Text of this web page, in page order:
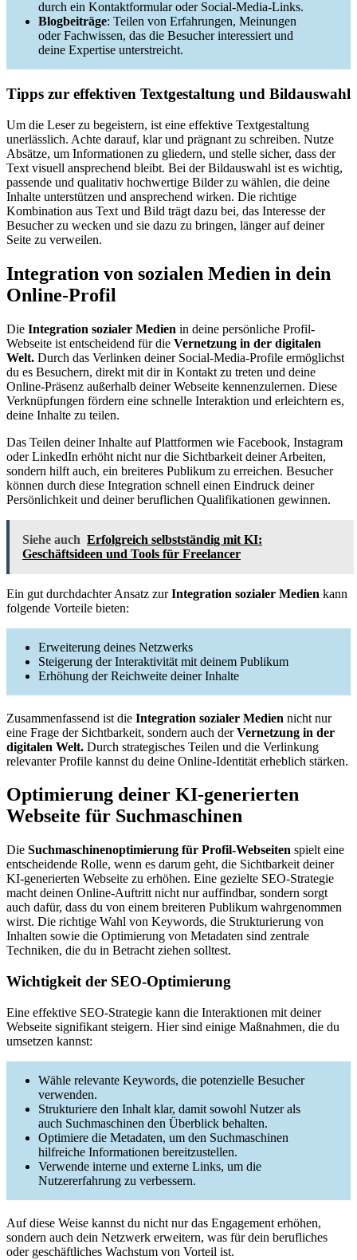
durch ein Kontaktformular oder Social-Media-Links.
Blogbeiträge: Teilen von Erfahrungen, Meinungen
oder Fachwissen, das die Besucher interessiert und
deine Expertise unterstreicht.
Tipps zur effektiven Textgestaltung und Bildauswahl
Um die Leser zu begeistern, ist eine effektive Textgestaltung
unerlässlich. Achte darauf, klar und prägnant zu schreiben. Nutze
Absätze, um Informationen zu gliedern, und stelle sicher, dass der
Text visuell ansprechend bleibt. Bei der Bildauswahl ist es wichtig,
passende und qualitativ hochwertige Bilder zu wählen, die deine
Inhalte unterstützen und ansprechend wirken. Die richtige
Kombination aus Text und Bild trägt dazu bei, das Interesse der
Besucher zu wecken und sie dazu zu bringen, länger auf deiner
Seite zu verweilen.
Integration von sozialen Medien in dein
Online-Profil
Die Integration sozialer Medien in deine persönliche Profil-
Webseite ist entscheidend für die Vernetzung in der digitalen
Welt. Durch das Verlinken deiner Social-Media-Profile ermöglichst
du es Besuchern, direkt mit dir in Kontakt zu treten und deine
Online-Präsenz außerhalb deiner Webseite kennenzulernen. Diese
Verknüpfungen fördern eine schnelle Interaktion und erleichtern es,
deine Inhalte zu teilen.
Das Teilen deiner Inhalte auf Plattformen wie Facebook, Instagram
oder LinkedIn erhöht nicht nur die Sichtbarkeit deiner Arbeiten,
sondern hilft auch, ein breiteres Publikum zu erreichen. Besucher
können durch diese Integration schnell einen Eindruck deiner
Persönlichkeit und deiner beruflichen Qualifikationen gewinnen.
Siehe auch Erfolgreich selbstständig mit KI:
Geschäftsideen und Tools für Freelancer
Ein gut durchdachter Ansatz zurIntegration sozialer Medien kann
folgende Vorteile bieten:
Erweiterung deines Netzwerks
Steigerung der Interaktivität mit deinem Publikum
Erhöhung der Reichweite deiner Inhalte
Zusammenfassend ist die Integration sozialer Medien nicht nur
eine Frage der Sichtbarkeit, sondern auch derVernetzung in der
digitalen Welt. Durch strategisches Teilen und die Verlinkung
relevanter Profile kannst du deine Online-Identität erheblich stärken.
Optimierung deiner KI-generierten
Webseite für Suchmaschinen
Die Suchmaschinenoptimierung für Profil-Webseiten spielt eine
entscheidende Rolle, wenn es darum geht, die Sichtbarkeit deiner
KI-generierten Webseite zu erhöhen. Eine gezielte SEO-Strategie
macht deinen Online-Auftritt nicht nur auffindbar, sondern sorgt
auch dafür, dass du von einem breiteren Publikum wahrgenommen
wirst. Die richtige Wahl von Keywords, die Strukturierung von
Inhalten sowie die Optimierung von Metadaten sind zentrale
Techniken, die du in Betracht ziehen solltest.
Wichtigkeit der SEO-Optimierung
Eine effektive SEO-Strategie kann die Interaktionen mit deiner
Webseite signifikant steigern. Hier sind einige Maßnahmen, die du
umsetzen kannst:
Wähle relevante Keywords, die potenzielle Besucher
verwenden.
Strukturiere den Inhalt klar, damit sowohl Nutzer als
auch Suchmaschinen den Überblick behalten.
Optimiere die Metadaten, um den Suchmaschinen
hilfreiche Informationen bereitzustellen.
Verwende interne und externe Links, um die
Nutzererfahrung zu verbessern.
Auf diese Weise kannst du nicht nur das Engagement erhöhen,
sondern auch dein Netzwerk erweitern, was für dein berufliches
oder geschäftliches Wachstum von Vorteil ist.